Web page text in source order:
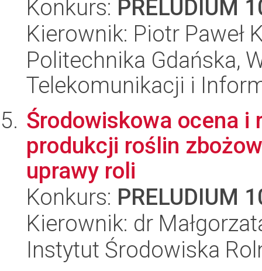
Konkurs: PRELUDIUM
Kierownik: Piotr Paweł
Politechnika Gdańska,
Telekomunikacji i
Środowiskowa ocena i
produkcji roślin
uprawy roli
Konkurs: PRELUDIUM
Kierownik: dr
Instytut Środowiska